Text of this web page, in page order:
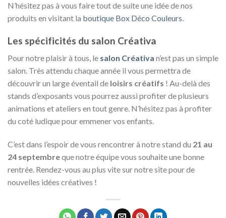
N’hésitez pas à vous faire tout de suite une idée de nos
produits en visitant la boutique Box Déco Couleurs.
Les spécificités du salon Créativa
Pour notre plaisir à tous, le salon Créativa n’est pas un simple
salon. Très attendu chaque année il vous permettra de
découvrir un large éventail de loisirs créatifs ! Au-delà des
stands d’exposants vous pourrez aussi profiter de plusieurs
animations et ateliers en tout genre. N’hésitez pas à profiter
du coté ludique pour emmener vos enfants.
C’est dans l’espoir de vous rencontrer à notre stand du 21 au
24 septembreque notre équipe vous souhaite une bonne
rentrée. Rendez-vous au plus vite sur notre site pour de
nouvelles idées créatives !